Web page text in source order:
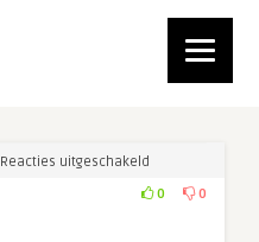
Reacties uitgeschakeld
Jongen
0 0